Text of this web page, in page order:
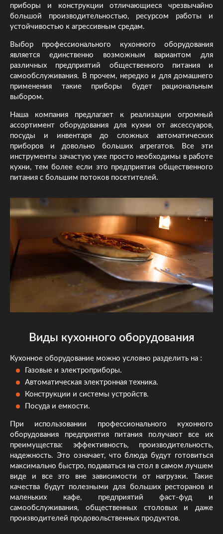
приборы и конструкции отличающиеся чрезвычайно
большой производительностью, ресурсом работы и
устойчивостью к агрессивным средам.
Выбор профессионального кухонного оборудования
является единственно возможным вариантом для
различных предприятий общественного питания и
самообслуживания. В прочем, нередко и для домашнего
применения такие приборы будет рациональным
выбором.
Наша компания предлагает к реализации огромный
ассортимент оборудования для кухни от аксессуаров,
посуды и инвентаря до сложных автоматических
приборов и довольно больших агрегатов. Все эти
инструменты зачастую уже просто необходимы в работе
кухни, тем более если это предприятия общественного
питания с большим потоков посетителей.
Виды кухонного оборудования
Кухонное оборудование можно условно разделить на :
Газовые и электроприборы.
Автоматическая электронная техника.
Конструкции и системы устройств.
Посуда и емкости.
При использовании профессионального кухонного
оборудования предприятия питания получают все их
преимущества: эффективность, производительность,
надежность. Это означает, что блюда будут готовиться
максимально быстро, подаваться на стол в самом лучшем
виде и все это вне зависимости от нагрузки. Такие
качества будут полезными для больших ресторанов и
маленьких кафе, предприятий фаст-фуд и
самообслуживания, общественных столовых и даже
производителей продовольственных продуктов.